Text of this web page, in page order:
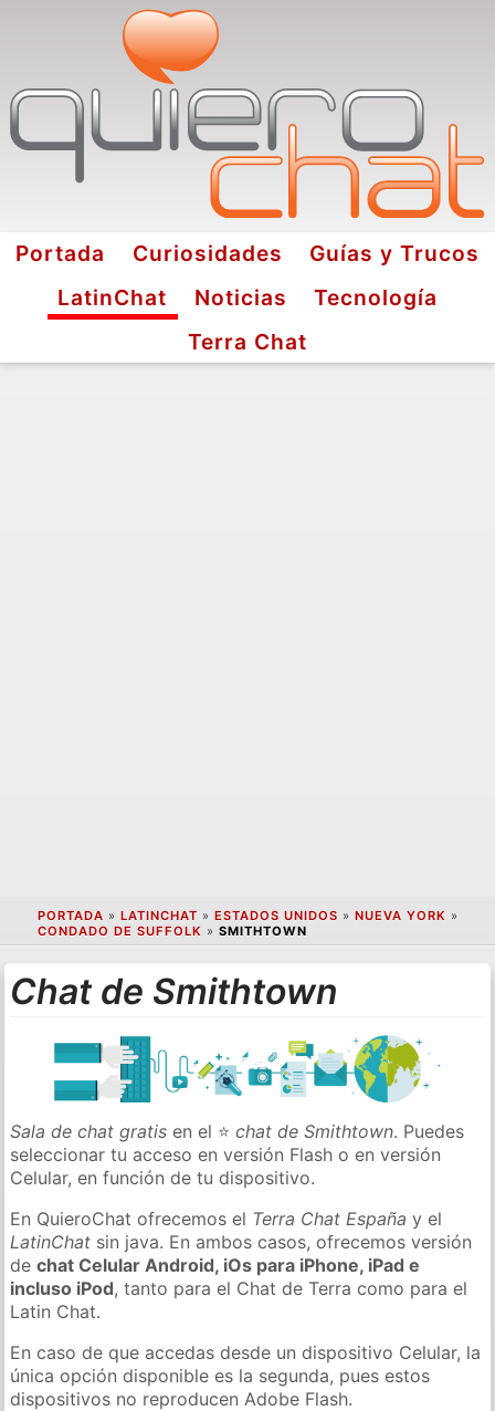
Portada Curiosidades
Guías y Trucos
LatinChat
Noticias
Tecnología
Terra Chat
PORTADA » LATINCHAT » ESTADOS UNIDOS » NUEVA YORK »
CONDADO DE SUFFOLK » SMITHTOWN
Chat de Smithtown
Sala de chat gratis en el ⭐chat de Smithtown. Puedes
seleccionar tu acceso en versión Flash o en versión
Celular, en función de tu dispositivo.
En QuieroChat ofrecemos el Terra Chat España y el
LatinChat sin java. En ambos casos, ofrecemos versión
dechat Celular Android, iOs para iPhone, iPad e
incluso iPod, tanto para el Chat de Terra como para el
Latin Chat.
En caso de que accedas desde un dispositivo Celular, la
única opción disponible es la segunda, pues estos
dispositivos no reproducen Adobe Flash.